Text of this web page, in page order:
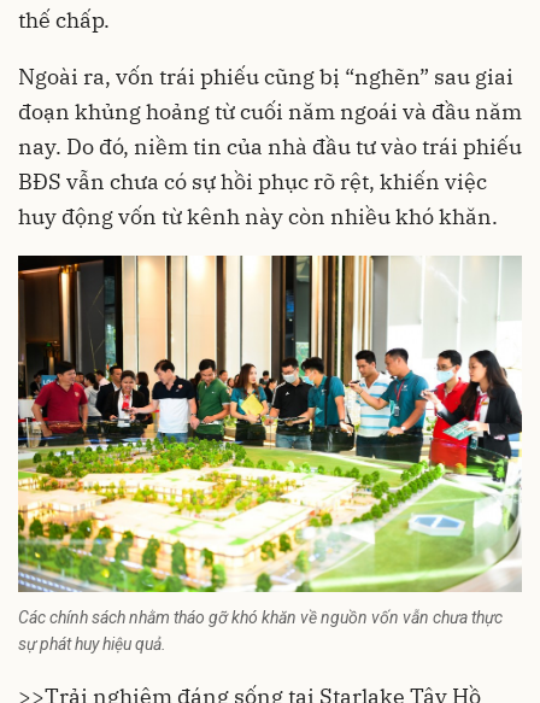
thế chấp.
Ngoài ra, vốn trái phiếu cũng bị “nghẽn” sau giai
đoạn khủng hoảng từ cuối năm ngoái và đầu năm
nay. Do đó, niềm tin của nhà đầu tư vào trái phiếu
BĐS vẫn chưa có sự hồi phục rõ rệt, khiến việc
huy động vốn từ kênh này còn nhiều khó khăn.
Các chính sách nhằm tháo gỡ khó khăn về nguồn vốn vẫn chưa thực
sự phát huy hiệu quả.
>>Trải nghiệm đáng sống tại Starlake Tây Hồ